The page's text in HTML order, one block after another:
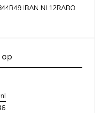
IBAN NL12RABO
op